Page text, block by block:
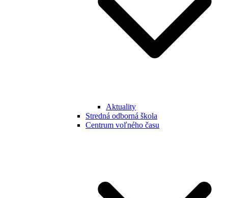
Aktuality
Stredná odborná škola
Centrum voľného času